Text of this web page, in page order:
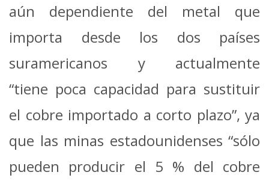
aún dependiente del metal que
importa desde los dos países
suramericanos y actualmente
“tiene poca capacidad para sustituir
el cobre importado a corto plazo”, ya
que las minas estadounidenses “sólo
pueden producir el 5 % del cobre